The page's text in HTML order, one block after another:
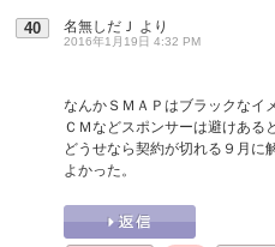
40 名無しだＪ より
2016年1月19日 4:32 PM
なんかＳＭＡＰはブラックなイ
ＣＭなどスポンサーは避けある
どうせなら契約が切れる９月に
よかった。